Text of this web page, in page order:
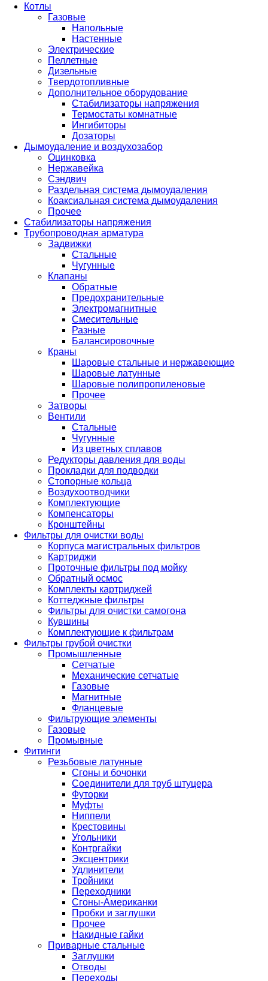
Котлы
Газовые
Напольные
Настенные
Электрические
Пеллетные
Дизельные
Твердотопливные
Дополнительное оборудование
Стабилизаторы напряжения
Термостаты комнатные
Ингибиторы
Дозаторы
Дымоудаление и воздухозабор
Оцинковка
Нержавейка
Сэндвич
Раздельная система дымоудаления
Коаксиальная система дымоудаления
Прочее
Стабилизаторы напряжения
Трубопроводная арматура
Задвижки
Стальные
Чугунные
Клапаны
Обратные
Предохранительные
Электромагнитные
Смесительные
Разные
Балансировочные
Краны
Шаровые стальные и нержавеющие
Шаровые латунные
Шаровые полипропиленовые
Прочее
Затворы
Вентили
Стальные
Чугунные
Из цветных сплавов
Редукторы давления для воды
Прокладки для подводки
Стопорные кольца
Воздухоотводчики
Комплектующие
Компенсаторы
Кронштейны
Фильтры для очистки воды
Корпуса магистральных фильтров
Картриджи
Проточные фильтры под мойку
Обратный осмос
Комплекты картриджей
Коттеджные фильтры
Фильтры для очистки самогона
Кувшины
Комплектующие к фильтрам
Фильтры грубой очистки
Промышленные
Сетчатые
Механические сетчатые
Газовые
Магнитные
Фланцевые
Фильтрующие элементы
Газовые
Промывные
Фитинги
Резьбовые латунные
Сгоны и бочонки
Соединители для труб штуцера
Футорки
Муфты
Ниппели
Крестовины
Угольники
Контргайки
Эксцентрики
Удлинители
Тройники
Переходники
Сгоны-Американки
Пробки и заглушки
Прочее
Накидные гайки
Приварные стальные
Заглушки
Отводы
Переходы